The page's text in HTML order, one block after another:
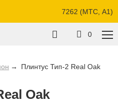
7262 (МТС, A1)
0
Плинтус Тип-2 Real Oak
Oak